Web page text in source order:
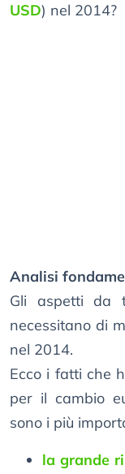
USD) nel 2014?
Analisi
Gli aspetti da
necessitano di
nel 2014.
Ecco i fatti che
per il cambio
sono i più
la grande